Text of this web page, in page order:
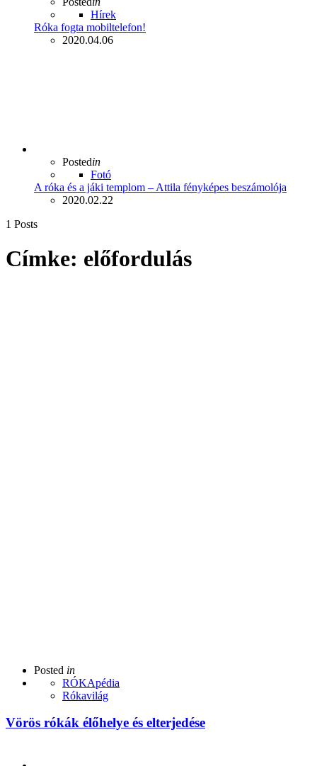
Hírek
Róka fogta mobiltelefon!
2020.04.06
Postedin
Fotó
A róka és a jáki templom – Attila fényképes beszámolója
2020.02.22
1 Posts
Címke: előfordulás
Posted in
RÓKApédia
Rókavilág
Vörös rókák élőhelye és elterjedése